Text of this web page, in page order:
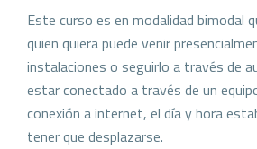
Este curso es en modalidad bimodal
quien quiera puede venir
instalaciones o seguirlo a través de
estar conectado a través de un
conexión a internet, el día y hora
tener que desplazarse.